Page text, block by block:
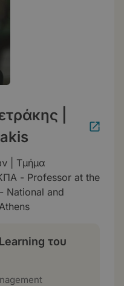
|
| Τμήμα
- Professor at the
National and
του